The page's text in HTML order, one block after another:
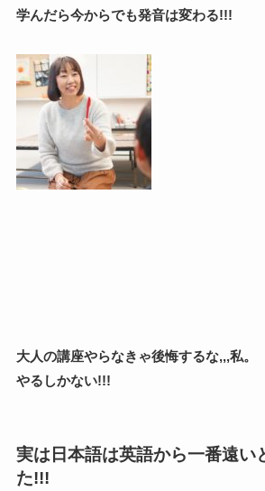
学んだら今からでも発音は変わる!!!
大人の講座やらなきゃ後悔するな,,,私。
やるしかない!!!
実は日本語は英語から一番遠い
た!!!